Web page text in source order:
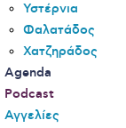
Υστέρνια
Φαλατάδος
Χατζηράδος
Agenda
Podcast
Αγγελίες